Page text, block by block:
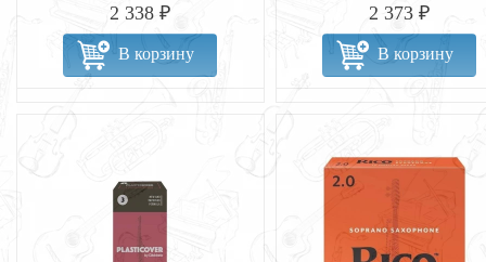
2 338 ₽
В корзину
2 373 ₽
В корзину